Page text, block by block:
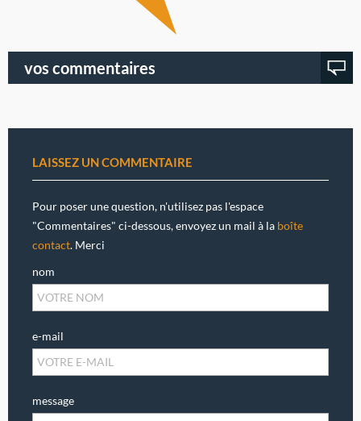
vos commentaires
LAISSEZ UN COMMENTAIRE
Pour poser une question, n'utilisez pas l'espace
"Commentaires" ci-dessous, envoyez un mail à la boîte
contact. Merci
nom
e-mail
message